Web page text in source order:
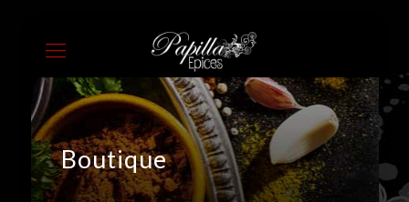
Boutique